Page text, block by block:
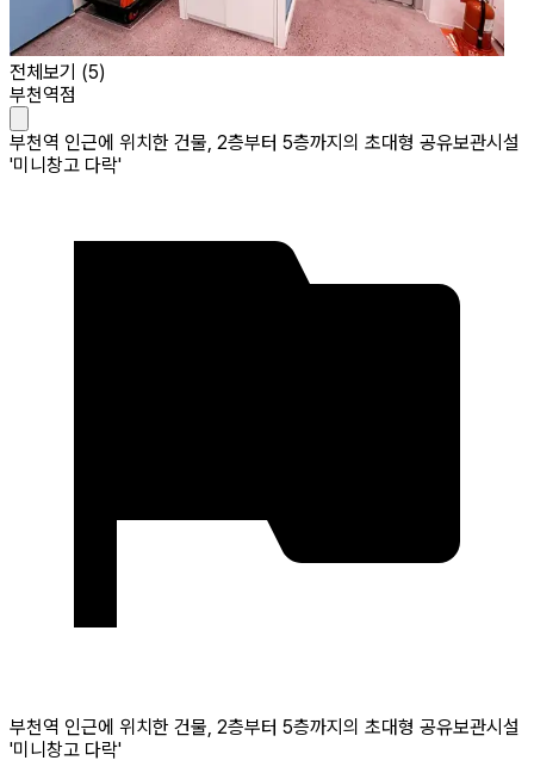
전체보기 (5)
부천역점
부천역 인근에 위치한 건물, 2층부터 5층까지의 초대형 공유보관시설
'미니창고 다락'
부천역 인근에 위치한 건물, 2층부터 5층까지의 초대형 공유보관시설
'미니창고 다락'